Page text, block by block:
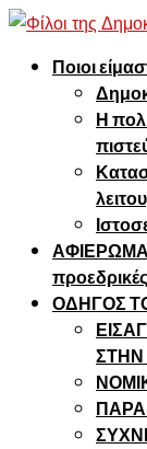
Ποιοι
Η
ΑΦΙΕΡΩΜΑ:
ΟΔΗΓΟΣ